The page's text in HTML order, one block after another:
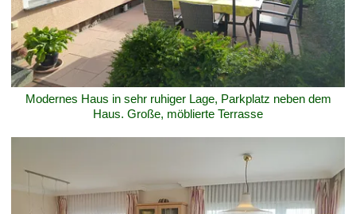
Modernes Haus in sehr ruhiger Lage, Parkplatz neben dem
Haus. Große, möblierte Terrasse